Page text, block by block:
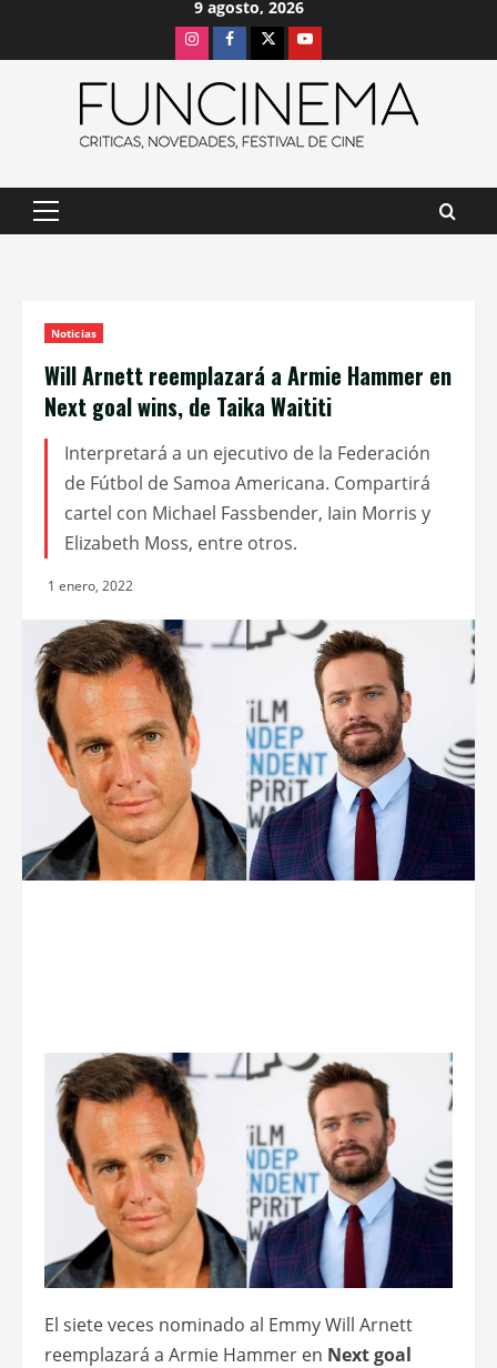
9 agosto, 2026
InstagramFacebook
X Youtube
Menú
Noticias
Will Arnett reemplazará a Armie Hammer en
Next goal wins, de Taika Waititi
Interpretará a un ejecutivo de la Federación
de Fútbol de Samoa Americana. Compartirá
cartel con Michael Fassbender, Iain Morris y
Elizabeth Moss, entre otros.
1 enero, 2022
El siete veces nominado al Emmy Will Arnett
reemplazará a Armie Hammer en Next goal